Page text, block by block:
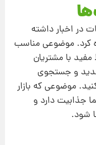
در اخبار داشته
کرد. موضوعی مناسب
مفید با مشتریان
جدید و جستجوی
موضوعی که بازار
جذابیت دارد و
شود.